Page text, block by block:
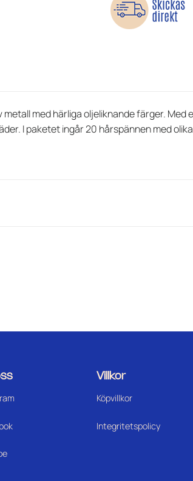
med härliga oljeliknande färger.
I paketet ingår 20 hårspännen med
Villkor
Köpvillkor
Integritetspolicy